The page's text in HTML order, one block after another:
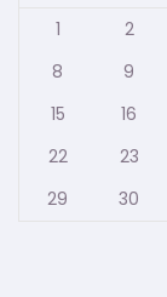
1
2
8
9
15
16
22
23
29
30